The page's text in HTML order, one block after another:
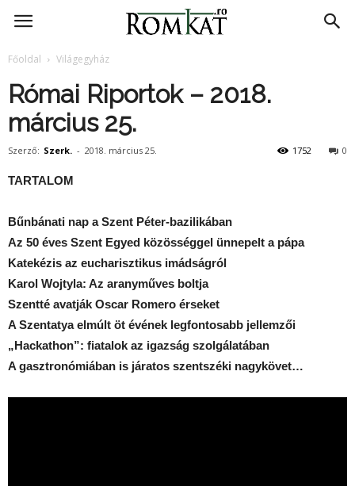
RomKat.ro
Főoldal Világegyház
Római Riportok – 2018.
március 25.
Szerző: Szerk. - 2018. március 25. 0
1752
TARTALOM
Bűnbánati nap a Szent Péter-bazilikában
Az 50 éves Szent Egyed közösséggel ünnepelt a pápa
Katekézis az eucharisztikus imádságról
Karol Wojtyla: Az aranyműves boltja
Szentté avatják Oscar Romero érseket
A Szentatya elmúlt öt évének legfontosabb jellemzői
„Hackathon”: fiatalok az igazság szolgálatában
A gasztronómiában is járatos szentszéki nagykövet…